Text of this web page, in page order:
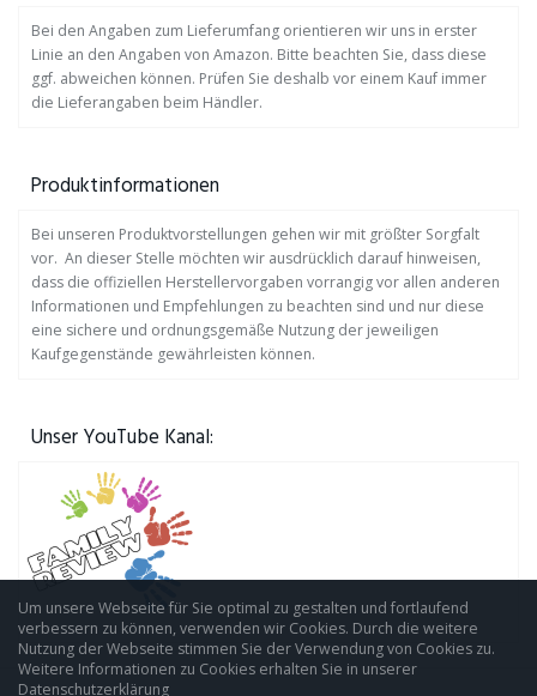
Bei den Angaben zum Lieferumfang orientieren wir uns in erster
Linie an den Angaben von Amazon. Bitte beachten Sie, dass diese
ggf. abweichen können. Prüfen Sie deshalb vor einem Kauf immer
die Lieferangaben beim Händler.
Produktinformationen
Bei unseren Produktvorstellungen gehen wir mit größter Sorgfalt
vor. An dieser Stelle möchten wir ausdrücklich darauf hinweisen,
dass die offiziellen Herstellervorgaben vorrangig vor allen anderen
Informationen und Empfehlungen zu beachten sind und nur diese
eine sichere und ordnungsgemäße Nutzung der jeweiligen
Kaufgegenstände gewährleisten können.
Unser YouTube Kanal:
Um unsere Webseite für Sie optimal zu gestalten und fortlaufend
verbessern zu können, verwenden wir Cookies. Durch die weitere
Nutzung der Webseite stimmen Sie der Verwendung von Cookies zu.
Weitere Informationen zu Cookies erhalten Sie in unserer
Datenschutzerklärung